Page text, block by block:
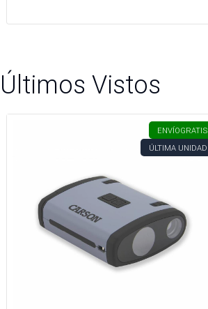
Últimos Vistos
ENVÍOGRATIS
ÚLTIMA UNIDAD